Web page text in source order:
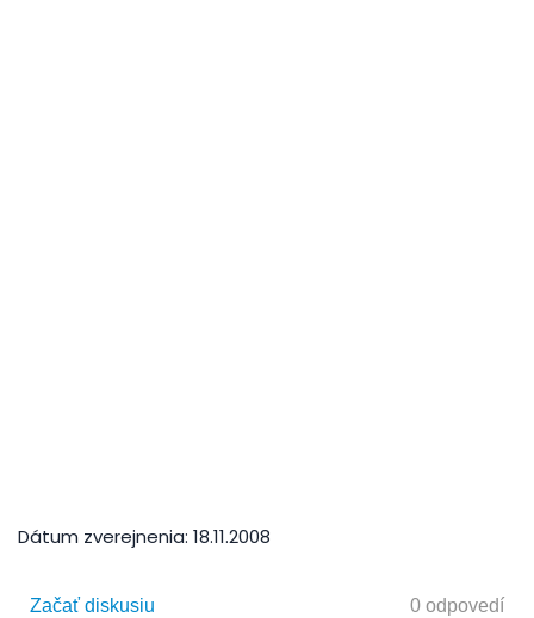
Dátum zverejnenia: 18.11.2008